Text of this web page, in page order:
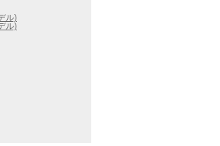
ル)
ル)